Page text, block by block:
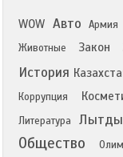
WOW Авто Армия
Животные
Закон
История
Коррупция
Литература
Общество